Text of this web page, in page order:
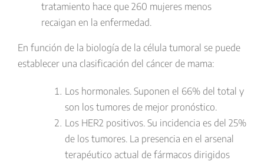
tratamiento hace que 260 mujeres menos
recaigan en la enfermedad.
En función de la biología de la célula tumoral se puede
establecer una clasificación del cáncer de mama:
Los hormonales. Suponen el 66% del total y
son los tumores de mejor pronóstico.
Los HER2 positivos. Su incidencia es del 25%
de los tumores. La presencia en el arsenal
terapéutico actual de fármacos dirigidos